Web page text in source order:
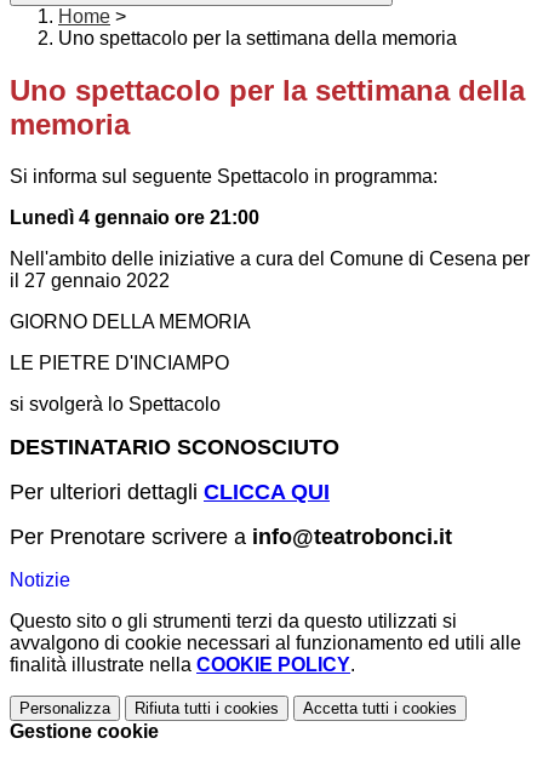
Home >
Uno spettacolo per la settimana della memoria
Uno spettacolo per la settimana della
memoria
Si informa sul seguente Spettacolo in programma:
Lunedì 4 gennaio ore 21:00
Nell'ambito delle iniziative a cura del Comune di Cesena per
il 27 gennaio 2022
GIORNO DELLA MEMORIA
LE PIETRE D'INCIAMPO
si svolgerà lo Spettacolo
DESTINATARIO SCONOSCIUTO
Per ulteriori dettagli CLICCA QUI
Per Prenotare scrivere a info@teatrobonci.it
Notizie
Questo sito o gli strumenti terzi da questo utilizzati si
avvalgono di cookie necessari al funzionamento ed utili alle
finalità illustrate nella COOKIE POLICY.
Personalizza Rifiuta tutti i cookies Accetta tutti i cookies
Gestione cookie